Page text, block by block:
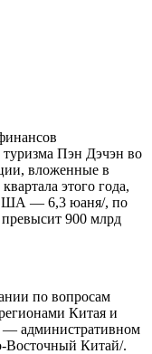
туризма Пэн Дэчэн во
вложенные в
этого года,
США — 6,3 юаня/, по
превысит 900 млрд
по вопросам
Китая и
— административном
Восточный Китай/.